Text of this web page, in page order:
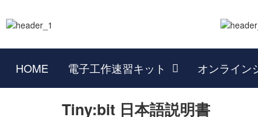
HOME 電子工作速習キット オンライン
Tiny:bit 日本語説明書